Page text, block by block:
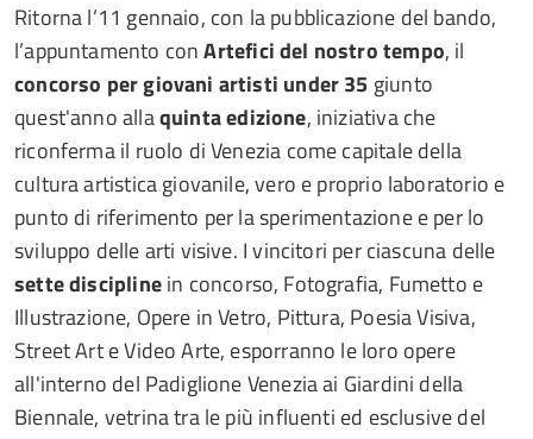
Ritorna l’11 gennaio, con la pubblicazione del bando,
l’appuntamento conArtefici del nostro tempo, il
concorso per giovani artisti under 35 giunto
quest'anno allaquinta edizione, iniziativa che
riconferma il ruolo di Venezia come capitale della
cultura artistica giovanile, vero e proprio laboratorio e
punto di riferimento per la sperimentazione e per lo
sviluppo delle arti visive. I vincitori per ciascuna delle
sette disciplinein concorso, Fotografia, Fumetto e
Illustrazione, Opere in Vetro, Pittura, Poesia Visiva,
Street Art e Video Arte, esporranno le loro opere
all'interno del Padiglione Venezia ai Giardini della
Biennale, vetrina tra le più influenti ed esclusive del